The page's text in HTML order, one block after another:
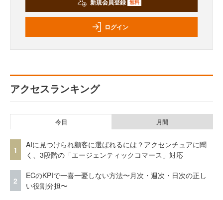
新規会員登録 無料
ログイン
アクセスランキング
今日 月間
1
AIに見つけられ顧客に選ばれるには？アクセンチュアに聞
く、3段階の「エージェンティックコマース」対応
2
ECのKPIで一喜一憂しない方法〜月次・週次・日次の正し
い役割分担〜